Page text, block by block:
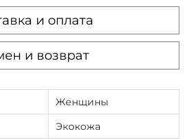
и оплата
и возврат
Женщины
Экокожа